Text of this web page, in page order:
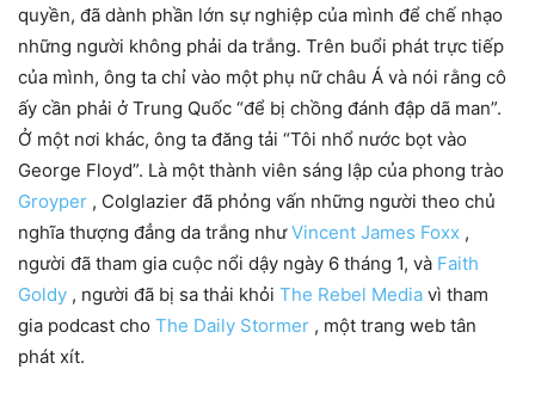
quyền, đã dành phần lớn sự nghiệp của mình để chế nhạo
những người không phải da trắng. Trên buổi phát trực tiếp
của mình, ông ta chỉ vào một phụ nữ châu Á và nói rằng cô
ấy cần phải ở Trung Quốc “để bị chồng đánh đập dã man”.
Ở một nơi khác, ông ta đăng tải “Tôi nhổ nước bọt vào
George Floyd”. Là một thành viên sáng lập của phong trào
Groyper , Colglazier đã phỏng vấn những người theo chủ
nghĩa thượng đẳng da trắng nhưVincent James Foxx ,
người đã tham gia cuộc nổi dậy ngày 6 tháng 1, và Faith
Goldy , người đã bị sa thải khỏi The Rebel Media vì tham
gia podcast cho The Daily Stormer , một trang web tân
phát xít.